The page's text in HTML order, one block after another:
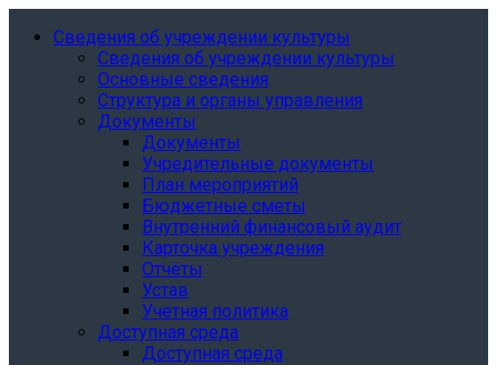
Сведения об учреждении культуры
Сведения об учреждении культуры
Основные сведения
Структура и органы управления
Документы
Документы
Учредительные документы
План мероприятий
Бюджетные сметы
Внутренний финансовый аудит
Карточка учреждения
Отчёты
Устав
Учетная политика
Доступная среда
Доступная среда